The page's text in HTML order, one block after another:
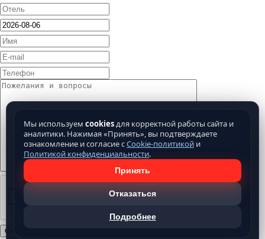
Мы используем cookiesдля корректной работы сайта и
аналитики. Нажимая «Принять», вы подтверждаете
ознакомление и согласие сCookie-политикой и
Политикой конфиденциальности.
Принять
Отказаться
Подробнее